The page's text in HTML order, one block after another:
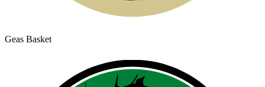
Geas Basket